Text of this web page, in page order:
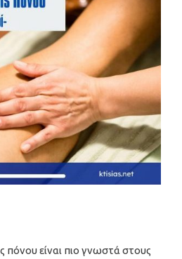
είναι πιο γνωστά στους